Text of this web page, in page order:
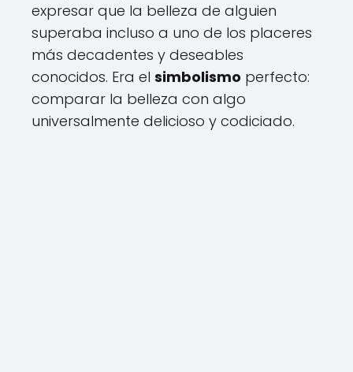
expresar que la belleza de alguien
superaba incluso a uno de los placeres
más decadentes y deseables
conocidos. Era el simbolismo perfecto:
comparar la belleza con algo
universalmente delicioso y codiciado.